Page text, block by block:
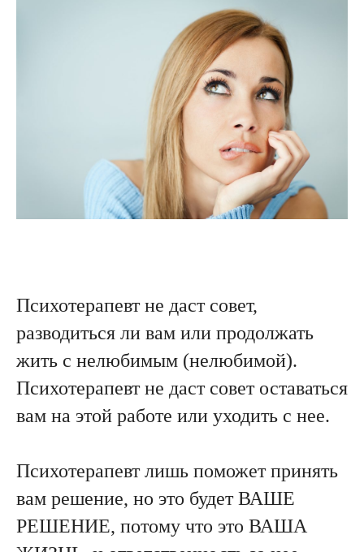
Психотерапевт не даст совет,
разводиться ли вам или продолжать
жить с нелюбимым (нелюбимой).
Психотерапевт не даст совет оставаться
вам на этой работе или уходить с нее.
Психотерапевт лишь поможет принять
вам решение, но это будет ВАШЕ
РЕШЕНИЕ, потому что это ВАША